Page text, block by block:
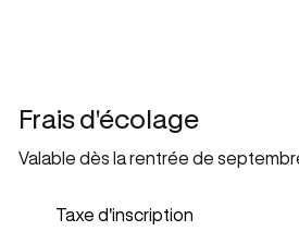
Frais d'écolage
Valable dès la rentrée de
Taxe d'inscription